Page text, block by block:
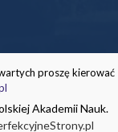
proszę kierować
Akademii Nauk.